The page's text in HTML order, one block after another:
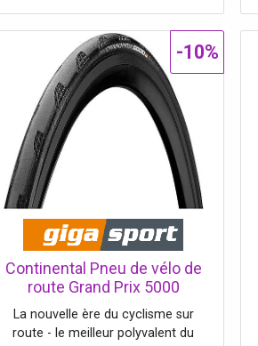
Continental Pneu de vélo de
route Grand Prix 5000
(700x28C) noir
La nouvelle ère du cyclisme sur
route - le meilleur polyvalent du
-10%